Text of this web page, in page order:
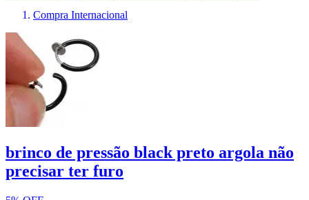
Compra Internacional
brinco de pressão black preto argola não
precisar ter furo